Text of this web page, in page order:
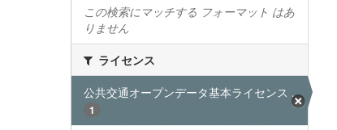
この検索にマッチする フォーマット はあ
りません
ライセンス
公共交通オープンデータ基本ライセンス ...
1